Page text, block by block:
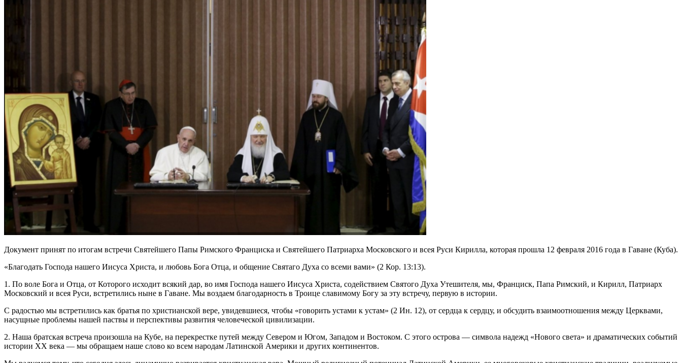
Документ принят по итогам встречи Святейшего Папы Римского Франциска и Святейшего Патриарха Московского и всея Руси Кирилла, которая прошла 12 февраля 2016 года в Гаване (Куба).
«Благодать Господа нашего Иисуса Христа, и любовь Бога Отца, и общение Святаго Духа со всеми вами» (2 Кор. 13:13).
1. По воле Бога и Отца, от Которого исходит всякий дар, во имя Господа нашего Иисуса Христа, содействием Святого Духа Утешителя, мы, Франциск, Папа Римский, и Кирилл, Патриарх
Московский и всея Руси, встретились ныне в Гаване. Мы воздаем благодарность в Троице славимому Богу за эту встречу, первую в истории.
С радостью мы встретились как братья по христианской вере, увидевшиеся, чтобы «говорить устами к устам» (2 Ин. 12), от сердца к сердцу, и обсудить взаимоотношения между Церквами,
насущные проблемы нашей паствы и перспективы развития человеческой цивилизации.
2. Наша братская встреча произошла на Кубе, на перекрестке путей между Севером и Югом, Западом и Востоком. С этого острова — символа надежд «Нового света» и драматических событий
истории ХХ века — мы обращаем наше слово ко всем народам Латинской Америки и других континентов.